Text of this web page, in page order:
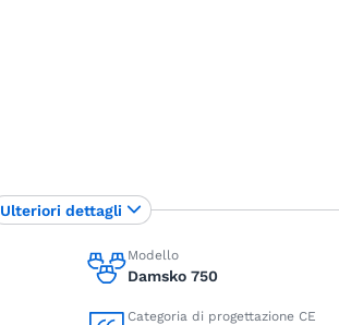
Modello
Damsko 750
Categoria di progettazione CE
Ulteriori dettagli